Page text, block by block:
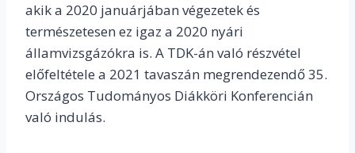
akik a 2020 januárjában végezetek és
természetesen ez igaz a 2020 nyári
államvizsgázókra is. A TDK-án való részvétel
előfeltétele a 2021 tavaszán megrendezendő 35.
Országos Tudományos Diákköri Konferencián
való indulás.